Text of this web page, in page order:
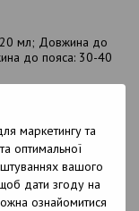
маркетингу та
оптимальної
вашого
дати згоду на
ознайомитися
мл; Довжина до
до пояса: 30-40
Acetate, Acetylated
Kernel Oil,
Cetrimonium
Bertholletia